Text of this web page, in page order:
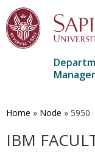
main
Home » Node » 5950
IBM